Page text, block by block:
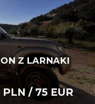
Z LARNAKI
PLN / 75 EUR